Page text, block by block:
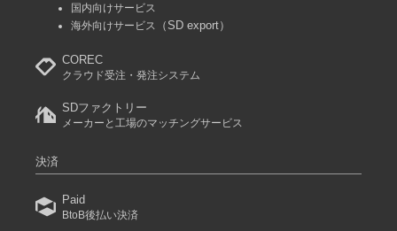
国内向けサービス
海外向けサービス
（SD export）
COREC
クラウド受注・発注システム
SDファクトリー
メーカーと工場のマッチングサービス
決済
Paid
BtoB後払い決済